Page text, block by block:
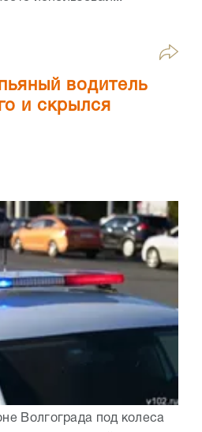
водитель
и скрылся
Волгограда под колеса